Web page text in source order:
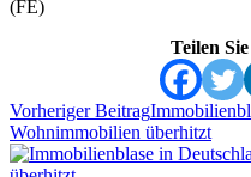
(FE)
Teilen
Vorheriger Beitrag
Wohnimmobilien überhitzt